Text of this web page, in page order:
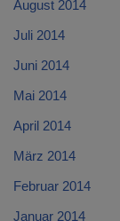
August 2014
Juli 2014
Juni 2014
Mai 2014
April 2014
März 2014
Februar 2014
Januar 2014